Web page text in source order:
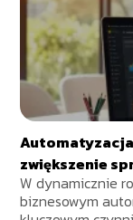
zwiększenie
W dynamicznie
biznesowym